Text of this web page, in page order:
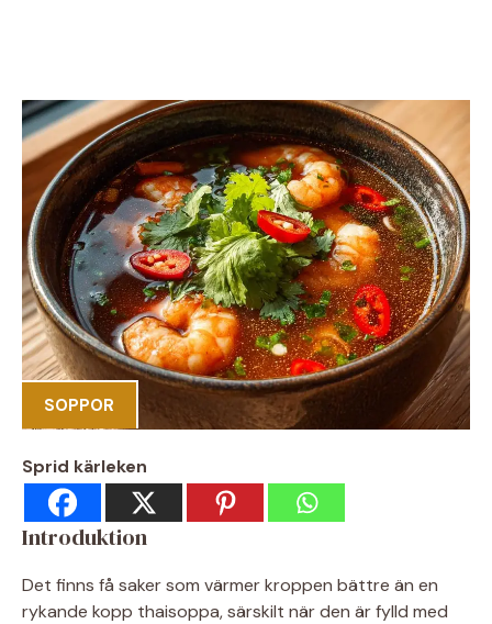
SOPPOR
Sprid kärleken
Introduktion
Det finns få saker som värmer kroppen bättre än en
rykande kopp thaisoppa, särskilt när den är fylld med